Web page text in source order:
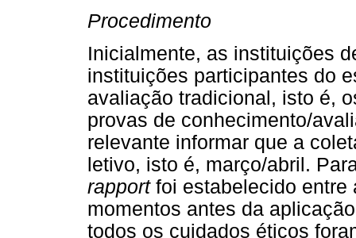
Procedimento
Inicialmente, as instituições
instituições participantes do
avaliação tradicional, isto é,
provas de conhecimento/
relevante informar que a
letivo, isto é, março/abril.
rapportfoi estabelecido entre
momentos antes da
todos os cuidados éticos